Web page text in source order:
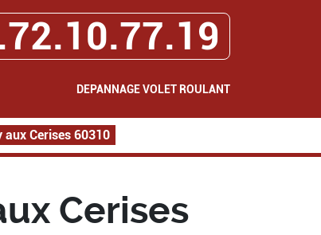
DEPANNAGE VOLET ROULANT
Cerises 60310
Cerises